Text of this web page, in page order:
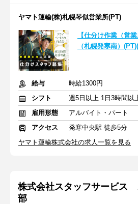
ヤマト運輸(株)札幌琴似営業所(PT)
【仕分け作業（営
（札幌発寒南）
給与
時給1300円
シフト
週5日以上 1日3時間以
雇用形態
アルバイト・パート
アクセス
発寒中央駅 徒歩5分
ヤマト運輸株式会社の求人一覧を見る
株式会社スタッフサービス
部